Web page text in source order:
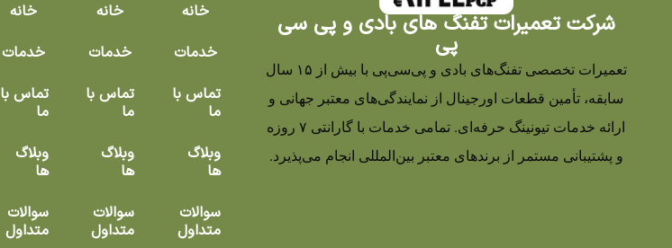
شرکت تعمیرات تفنگ های بادی و پی سی
پی
تعمیرات تخصصی تفنگ‌های بادی و پی‌سی‌پی با بیش از ۱۵ سال
سابقه، تأمین قطعات اورجینال از نمایندگی‌های معتبر جهانی و
ارائه خدمات تیونینگ حرفه‌ای. تمامی خدمات با گارانتی ۷ روزه
و پشتیبانی مستمر از برندهای معتبر بین‌المللی انجام می‌پذیرد.
خانه
خدمات
تماس با
ما
وبلاگ
ها
سوالات
متداول
خانه
خدمات
تماس با
ما
وبلاگ
ها
سوالات
متداول
خانه
خدمات
تماس با
ما
وبلاگ
ها
سوالات
متداول